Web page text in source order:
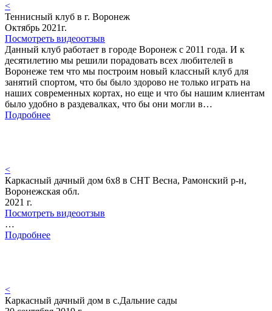
<
Теннисный клуб в г. Воронеж
Октябрь 2021г.
Посмотреть видеоотзыв
Данный клуб работает в городе Воронеж с 2011 года. И к
десятилетию мы решили порадовать всех любителей в
Воронеже тем что мы построим новый классный клуб для
занятий спортом, что бы было здорово не только играть на
наших современных кортах, но еще и что бы нашим клиентам
было удобно в раздевалках, что бы они могли в…
Подробнее
<
Каркасный дачный дом 6х8 в СНТ Весна, Рамонский р-н,
Воронежская обл.
2021 г.
Посмотреть видеоотзыв
…
Подробнее
<
Каркасный дачный дом в с.Дальние сады